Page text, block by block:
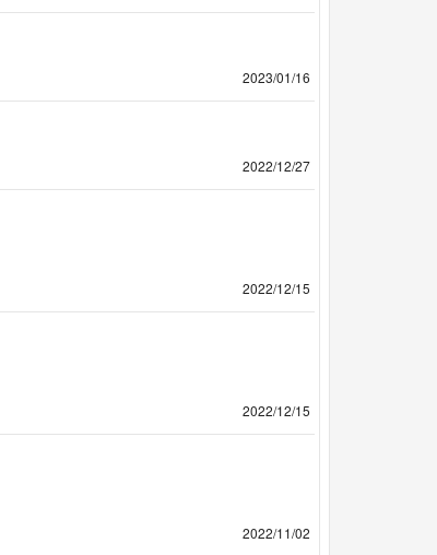
2023/01/16
2022/12/27
2022/12/15
2022/12/15
2022/11/02